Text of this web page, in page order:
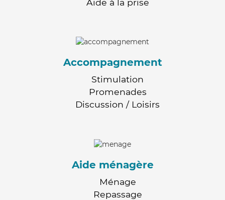
Aide à la prise
Accompagnement
Stimulation
Promenades
Discussion / Loisirs
Aide ménagère
Ménage
Repassage